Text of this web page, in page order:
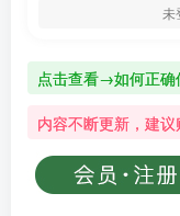
未
点击查看→如何正确
内容不断更新，建